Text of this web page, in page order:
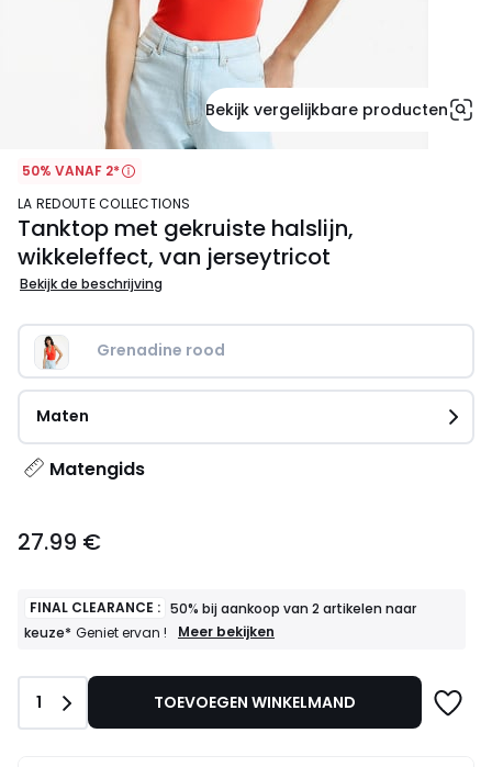
Bekijk vergelijkbare producten
50% VANAF 2*
LA REDOUTE COLLECTIONS
Tanktop met gekruiste halslijn,
wikkeleffect, van jerseytricot
Bekijk de beschrijving
Grenadine rood
Maten
Matengids
€.
27.99 €
FINAL CLEARANCE : 50% bij aankoop van 2 artikelen naar
keuze* Geniet ervan !
FINAL
bij
Meer bekijken
Aantal
1 TOEVOEGEN WINKELMAND